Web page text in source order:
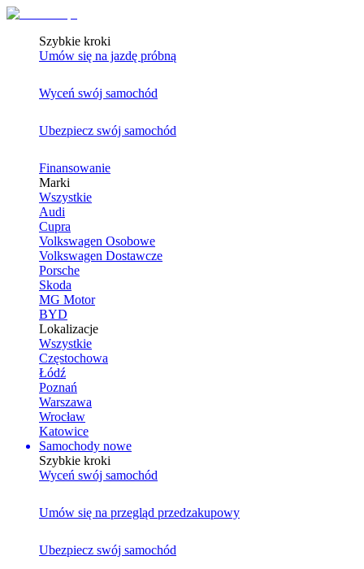
Szybkie kroki
Umów się na jazdę próbną
Wyceń swój samochód
Ubezpiecz swój samochód
Finansowanie
Marki
Wszystkie
Audi
Cupra
Volkswagen Osobowe
Volkswagen Dostawcze
Porsche
Skoda
MG Motor
BYD
Lokalizacje
Wszystkie
Częstochowa
Łódź
Poznań
Warszawa
Wrocław
Katowice
Samochody nowe
Szybkie kroki
Wyceń swój samochód
Umów się na przegląd przedzakupowy
Ubezpiecz swój samochód